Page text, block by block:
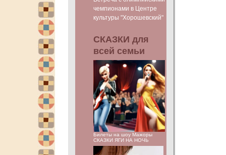
чемпионами в Центре
культуры "Хорошевский"
СКАЗКИ для
всей семьи
Билеты на шоу Мажоры
СКАЗКИ ЯГИ НА НОЧЬ